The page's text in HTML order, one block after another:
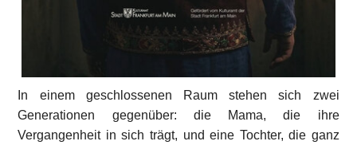
In einem geschlossenen Raum stehen sich zwei
Generationen gegenüber: die Mama, die ihre
Vergangenheit in sich trägt, und eine Tochter, die ganz